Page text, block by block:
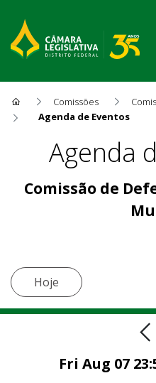
Comissões
Agenda de Eventos
Agenda de
Agenda
Comissão de
Hoje
Fri Aug 07